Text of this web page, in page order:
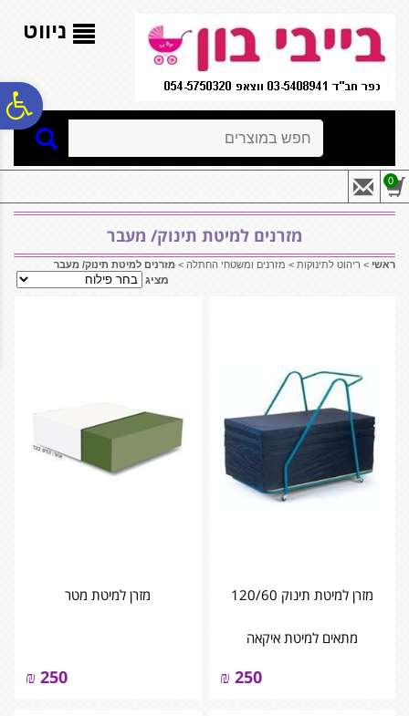
נגישות
אתר
המרכזי
ניווט
0
מזרנים למיטת תינוק/ מעבר
ראשי > ריהוט לתינוקות > מזרנים ומשטחי החתלה > מזרנים למיטת תינוק/ מעבר
מציג
מזרן למיטת תינוק 120/60
מתאים למיטת איקאה
250
₪
מזרן למיטת מטר
250
₪